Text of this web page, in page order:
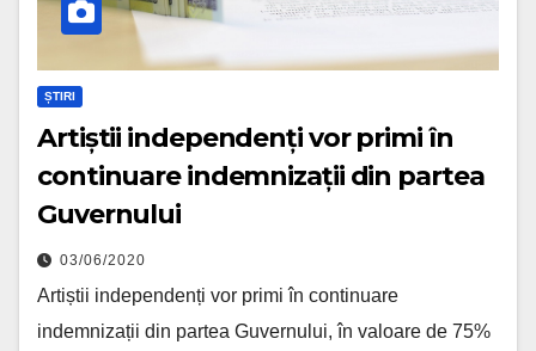
ȘTIRI
Artiștii independenți vor primi în
continuare indemnizații din partea
Guvernului
03/06/2020
Artiștii independenți vor primi în continuare
indemnizații din partea Guvernului, în valoare de 75%